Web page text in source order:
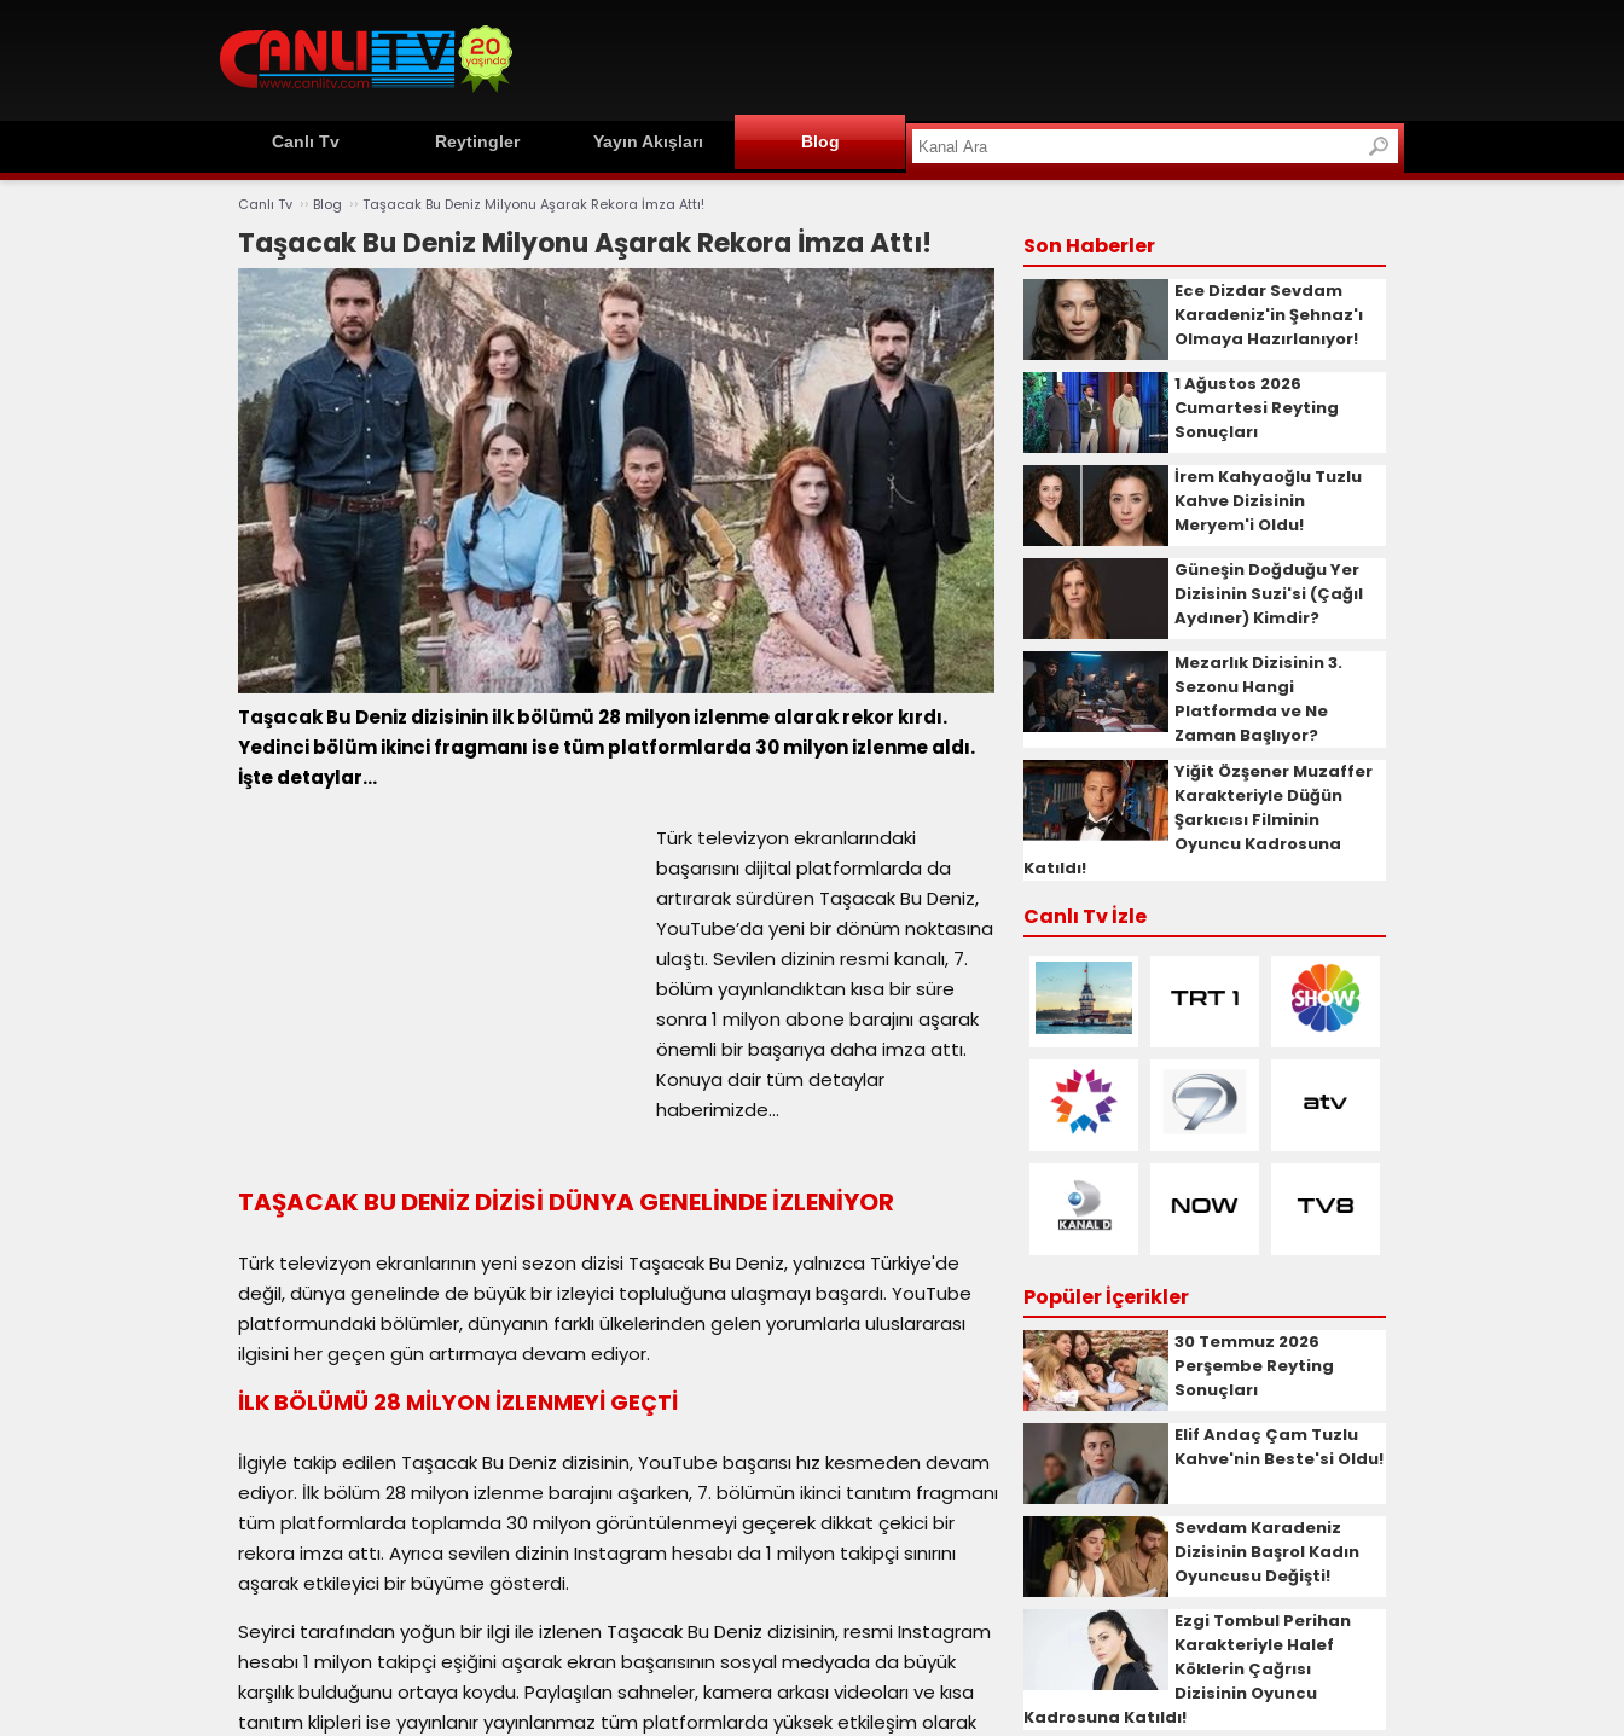
Canlı Tv Reytingler Yayın Akışları Blog
Canlı Tv ›› Blog ›› Taşacak Bu Deniz Milyonu Aşarak Rekora İmza Attı!
Taşacak Bu Deniz Milyonu Aşarak Rekora İmza Attı!
Taşacak Bu Deniz dizisinin ilk bölümü 28 milyon izlenme alarak rekor kırdı.
Yedinci bölüm ikinci fragmanı ise tüm platformlarda 30 milyon izlenme aldı.
İşte detaylar...
Türk televizyon ekranlarındaki
başarısını dijital platformlarda da
artırarak sürdüren Taşacak Bu Deniz,
YouTube’da yeni bir dönüm noktasına
ulaştı. Sevilen dizinin resmi kanalı, 7.
bölüm yayınlandıktan kısa bir süre
sonra 1 milyon abone barajını aşarak
önemli bir başarıya daha imza attı.
Konuya dair tüm detaylar
haberimizde...
TAŞACAK BU DENİZ DİZİSİ DÜNYA GENELİNDE İZLENİYOR
Türk televizyon ekranlarının yeni sezon dizisi Taşacak Bu Deniz, yalnızca Türkiye'de
değil, dünya genelinde de büyük bir izleyici topluluğuna ulaşmayı başardı. YouTube
platformundaki bölümler, dünyanın farklı ülkelerinden gelen yorumlarla uluslararası
ilgisini her geçen gün artırmaya devam ediyor.
İLK BÖLÜMÜ 28 MİLYON İZLENMEYİ GEÇTİ
İlgiyle takip edilen Taşacak Bu Deniz dizisinin, YouTube başarısı hız kesmeden devam
ediyor. İlk bölüm 28 milyon izlenme barajını aşarken, 7. bölümün ikinci tanıtım fragmanı
tüm platformlarda toplamda 30 milyon görüntülenmeyi geçerek dikkat çekici bir
rekora imza attı. Ayrıca sevilen dizinin Instagram hesabı da 1 milyon takipçi sınırını
aşarak etkileyici bir büyüme gösterdi.
Seyirci tarafından yoğun bir ilgi ile izlenen Taşacak Bu Deniz dizisinin, resmi Instagram
hesabı 1 milyon takipçi eşiğini aşarak ekran başarısının sosyal medyada da büyük
karşılık bulduğunu ortaya koydu. Paylaşılan sahneler, kamera arkası videoları ve kısa
tanıtım klipleri ise yayınlanır yayınlanmaz tüm platformlarda yüksek etkileşim olarak
Son Haberler
Ece Dizdar Sevdam
Karadeniz'in Şehnaz'ı
Olmaya Hazırlanıyor!
1 Ağustos 2026
Cumartesi Reyting
Sonuçları
İrem Kahyaoğlu Tuzlu
Kahve Dizisinin
Meryem'i Oldu!
Güneşin Doğduğu Yer
Dizisinin Suzi'si (Çağıl
Aydıner) Kimdir?
Mezarlık Dizisinin 3.
Sezonu Hangi
Platformda ve Ne
Zaman Başlıyor?
Yiğit Özşener Muzaffer
Karakteriyle Düğün
Şarkıcısı Filminin
Oyuncu Kadrosuna
Katıldı!
Canlı Tv İzle
Popüler İçerikler
30 Temmuz 2026
Perşembe Reyting
Sonuçları
Elif Andaç Çam Tuzlu
Kahve'nin Beste'si Oldu!
Sevdam Karadeniz
Dizisinin Başrol Kadın
Oyuncusu Değişti!
Ezgi Tombul Perihan
Karakteriyle Halef
Köklerin Çağrısı
Dizisinin Oyuncu
Kadrosuna Katıldı!